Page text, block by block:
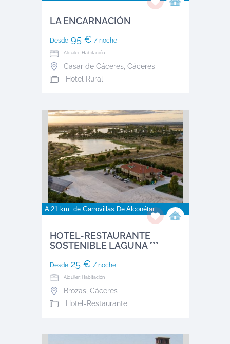
LA ENCARNACIÓN
Desde95 € / noche
Alquiler: Habitación
Casar de Cáceres, Cáceres
Hotel Rural
A 21 km. de Garrovillas De Alconétar
HOTEL-RESTAURANTE
SOSTENIBLE LAGUNA ***
Desde25 € / noche
Alquiler: Habitación
Brozas, Cáceres
Hotel-Restaurante